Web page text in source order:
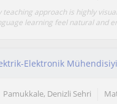
teaching approach is highly
learning feel natural and
Pamukkale, Denizli Sehri